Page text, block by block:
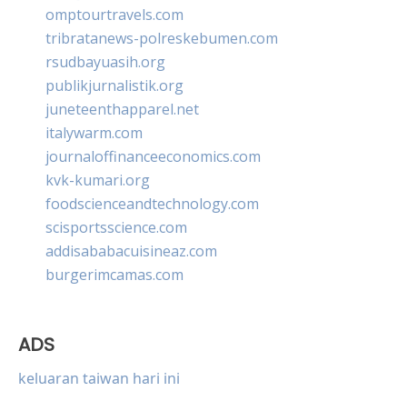
omptourtravels.com
tribratanews-polreskebumen.com
rsudbayuasih.org
publikjurnalistik.org
juneteenthapparel.net
italywarm.com
journaloffinanceeconomics.com
kvk-kumari.org
foodscienceandtechnology.com
scisportsscience.com
addisababacuisineaz.com
burgerimcamas.com
ADS
keluaran taiwan hari ini